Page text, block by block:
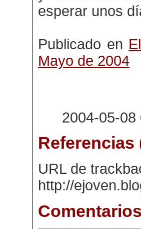
esperar unos
Publicado en
Mayo de 2004
2004-05-
Referencias
URL de
http://
Comentarios